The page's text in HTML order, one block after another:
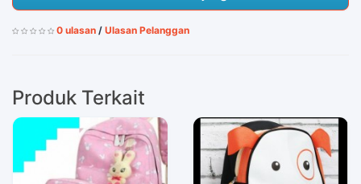
0 ulasan / Ulasan Pelanggan
Produk Terkait